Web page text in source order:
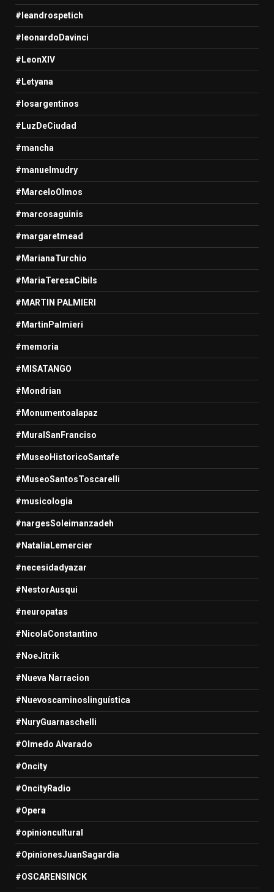
#leandrospetich
#leonardoDavinci
#LeonXIV
#Letyana
#losargentinos
#LuzDeCiudad
#mancha
#manuelmudry
#MarceloOlmos
#marcosaguinis
#margaretmead
#MarianaTurchio
#MariaTeresaCibils
#MARTIN PALMIERI
#MartinPalmieri
#memoria
#MISATANGO
#Mondrian
#Monumentoalapaz
#MuralSanFranciso
#MuseoHistoricoSantafe
#MuseoSantosToscarelli
#musicologia
#nargesSoleimanzadeh
#NataliaLemercier
#necesidadyazar
#NestorAusqui
#neuropatas
#NicolaConstantino
#NoeJitrik
#Nueva Narracion
#Nuevoscaminoslinguística
#NuryGuarnaschelli
#Olmedo Alvarado
#Oncity
#OncityRadio
#Opera
#opinioncultural
#OpinionesJuanSagardia
#OSCARENSINCK